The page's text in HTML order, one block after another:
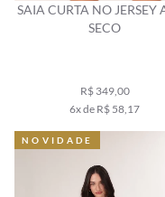
SAIA CURTA NO JERSEY
SECO
R$ 349,00
6x de R$ 58,17
NOVIDADE